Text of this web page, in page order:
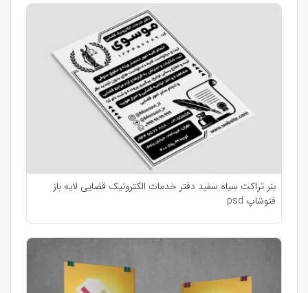
بنر تراکت سیاه سفید دفتر خدمات الکترونیک قضایی لایه باز
فتوشاپ psd